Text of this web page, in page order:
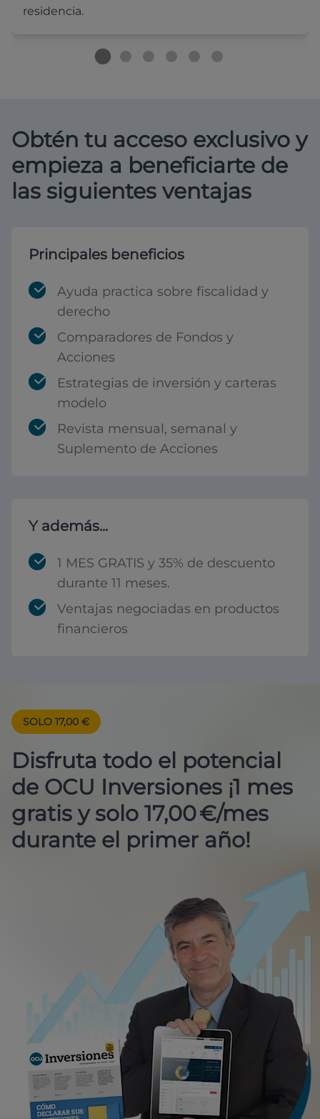
residencia.
Obtén tu acceso exclusivo y
empieza a beneficiarte de
las siguientes ventajas
Principales beneficios
Ayuda practica sobre fiscalidad y
derecho
Comparadores de Fondos y
Acciones
Estrategias de inversión y carteras
modelo
Revista mensual, semanal y
Suplemento de Acciones
Y además...
1 MES GRATIS y 35% de descuento
durante 11 meses.
Ventajas negociadas en productos
financieros
SOLO 17,00 €
Disfruta todo el potencial
de OCU Inversiones ¡1 mes
gratis y solo 17,00 €/mes
durante el primer año!